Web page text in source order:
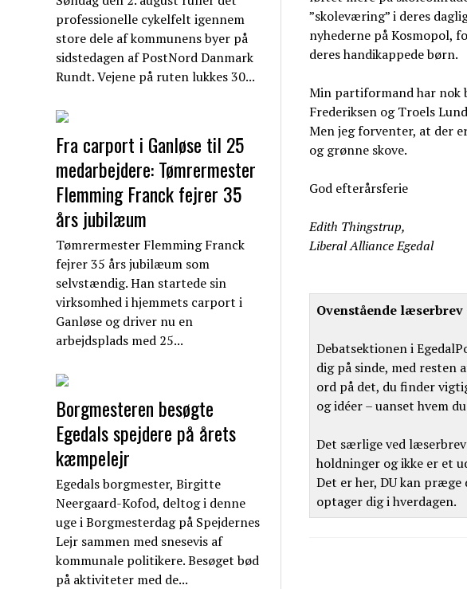
professionelle cykelfelt igennem
store dele af kommunens byer på
sidstedagen af PostNord Danmark
Rundt. Vejene på ruten lukkes 30...
Fra carport i Ganløse til 25
medarbejdere: Tømrermester
Flemming Franck fejrer 35
års jubilæum
Tømrermester Flemming Franck
fejrer 35 års jubilæum som
selvstændig. Han startede sin
virksomhed i hjemmets carport i
Ganløse og driver nu en
arbejdsplads med 25...
Borgmesteren besøgte
Egedals spejdere på årets
kæmpelejr
Egedals borgmester, Birgitte
Neergaard-Kofod, deltog i denne
uge i Borgmesterdag på Spejdernes
Lejr sammen med snesevis af
kommunale politikere. Besøget bød
på aktiviteter med de...
”skoleværing” i deres
nyhederne på Kosmopol,
deres handikappede børn.
Min partiformand har nok
Frederiksen og Troels
Men jeg forventer, at der
og grønne skove.
God efterårsferie
Edith Thingstrup,
Liberal Alliance Egedal
Ovenstående
Debatsektionen i
dig på sinde, med
ord på det, du finder
og idéer – uanset hvem
Det særlige ved
holdninger og ikke er et
Det er her, DU kan præge
optager dig i hverdagen.